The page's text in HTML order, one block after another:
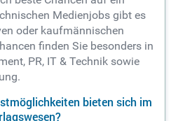
Medienjobs gibt es
oder kaufmännischen
finden Sie besonders in
PR, IT & Technik sowie
bieten sich im